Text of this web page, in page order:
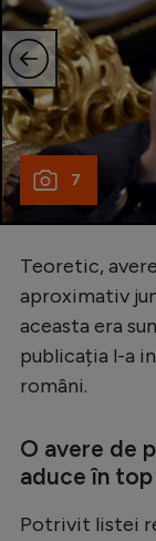
7
Teoretic,
aproximativ
aceasta era
publicația l-a
români.
O avere de
aduce în
Potrivit listei